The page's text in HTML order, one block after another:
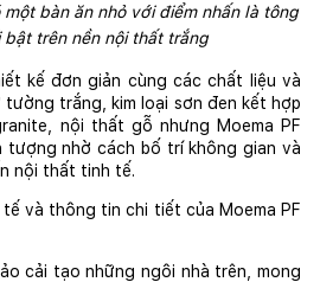
bàn ăn nhỏ với điểm nhấn là tông
bật trên nền nội thất trắng
kế đơn giản cùng các chất liệu và
tường trắng, kim loại sơn đen kết hợp
nội thất gỗ nhưng Moema PF
tượng nhờ cách bố trí không gian và
nội thất tinh tế.
và thông tin chi tiết của Moema PF
cải tạo những ngôi nhà trên, mong